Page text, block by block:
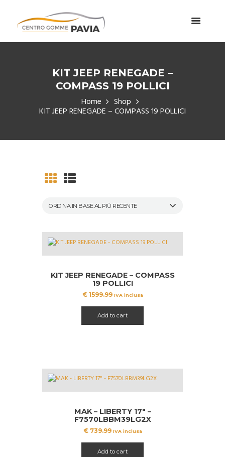
KIT JEEP RENEGADE –
COMPASS 19 POLLICI
Home Shop
KIT JEEP RENEGADE – COMPASS 19 POLLICI
KIT JEEP RENEGADE – COMPASS
19 POLLICI
€1599.99 IVA inclusa
Add to cart
MAK – LIBERTY 17″ –
F7570LBBM39LG2X
€739.99 IVA inclusa
Add to cart